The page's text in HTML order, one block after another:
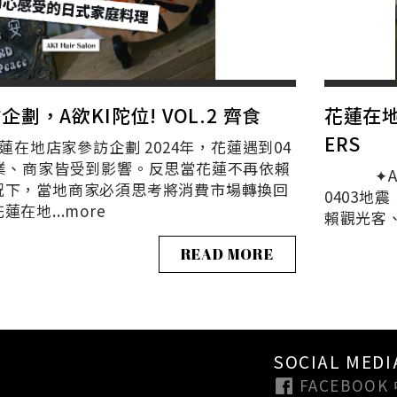
劃，A欲KI陀位! VOL.2 齊食
店家參訪企劃 2024年，花蓮遇到04
商家皆受到影響。反思當花蓮不再依賴
，當地商家必須思考將消費市場轉換回
在地...more
READ MORE
花蓮在
ERS
✦A欲KI
0403地震
賴觀光客
SOCIAL
FACEBOOK